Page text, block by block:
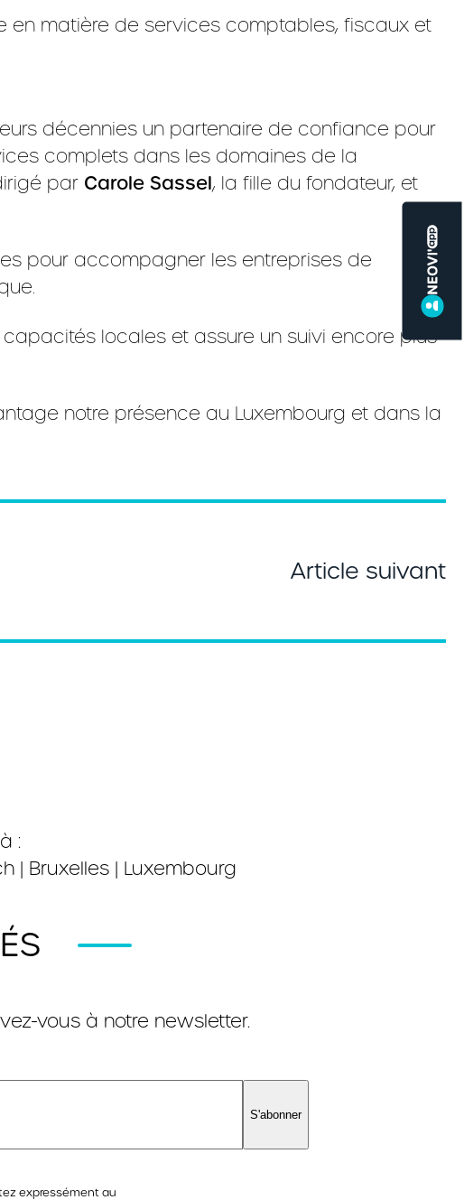
en matière de services comptables, fiscaux et
décennies un partenaire de confiance pour
complets dans les domaines de la
par Carole Sassel, la fille du fondateur, et
pour accompagner les entreprises de
locales et assure un suivi encore plus
notre présence au Luxembourg et dans la
Article suivant
:
| Bruxelles | Luxembourg
vous à notre newsletter.
expressément au
S'abonner